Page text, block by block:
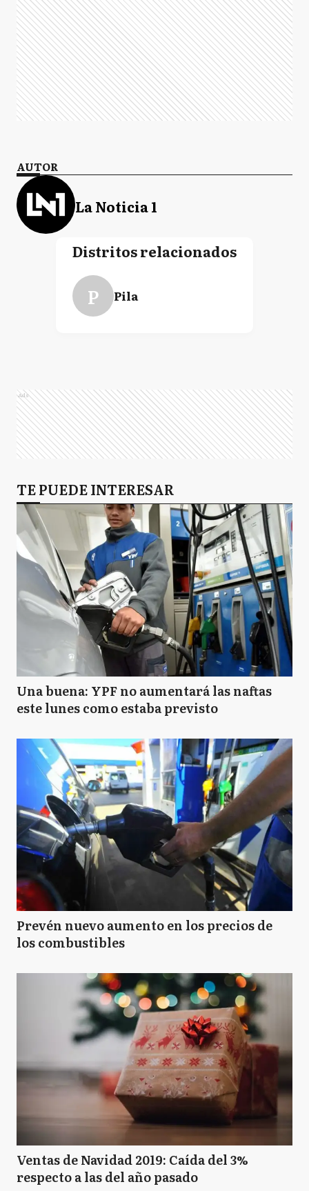
AUTOR
La Noticia 1
Distritos relacionados
P Pila
Ads
TE PUEDE INTERESAR
Una buena: YPF no aumentará las naftas
este lunes como estaba previsto
Prevén nuevo aumento en los precios de
los combustibles
Ventas de Navidad 2019: Caída del 3%
respecto a las del año pasado